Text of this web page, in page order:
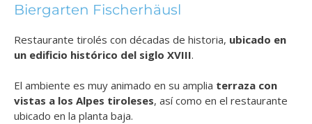
Biergarten Fischerhäusl
Restaurante tirolés con décadas de historia, ubicado en
un edificio histórico del siglo XVIII.
El ambiente es muy animado en su amplia terraza con
vistas a los Alpes tiroleses, así como en el restaurante
ubicado en la planta baja.